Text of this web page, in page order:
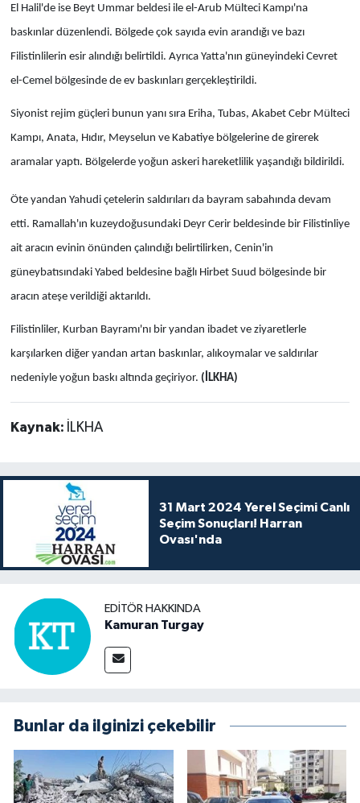
El Halil'de ise Beyt Ummar beldesi ile el-Arub Mülteci Kampı'na
baskınlar düzenlendi. Bölgede çok sayıda evin arandığı ve bazı
Filistinlilerin esir alındığı belirtildi. Ayrıca Yatta'nın güneyindeki Cevret
el-Cemel bölgesinde de ev baskınları gerçekleştirildi.
Siyonist rejim güçleri bunun yanı sıra Eriha, Tubas, Akabet Cebr Mülteci
Kampı, Anata, Hıdır, Meyselun ve Kabatiye bölgelerine de girerek
aramalar yaptı. Bölgelerde yoğun askeri hareketlilik yaşandığı bildirildi.
Öte yandan Yahudi çetelerin saldırıları da bayram sabahında devam
etti. Ramallah'ın kuzeydoğusundaki Deyr Cerir beldesinde bir Filistinliye
ait aracın evinin önünden çalındığı belirtilirken, Cenin'in
güneybatısındaki Yabed beldesine bağlı Hirbet Suud bölgesinde bir
aracın ateşe verildiği aktarıldı.
Filistinliler, Kurban Bayramı'nı bir yandan ibadet ve ziyaretlerle
karşılarken diğer yandan artan baskınlar, alıkoymalar ve saldırılar
nedeniyle yoğun baskı altında geçiriyor. (İLKHA)
Kaynak: İLKHA
31 Mart 2024 Yerel Seçimi Canlı
Seçim Sonuçları! Harran
Ovası'nda
EDITÖR HAKKINDA
Kamuran Turgay
Bunlar da ilginizi çekebilir